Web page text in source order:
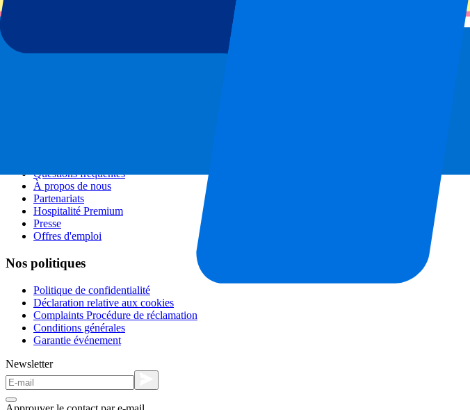
Tous les concerts
Questions fréquentes
À propos de nous
Partenariats
Hospitalité Premium
Presse
Offres d'emploi
Nos politiques
Politique de confidentialité
Déclaration relative aux cookies
Complaints Procédure de réclamation
Conditions générales
Garantie événement
Newsletter